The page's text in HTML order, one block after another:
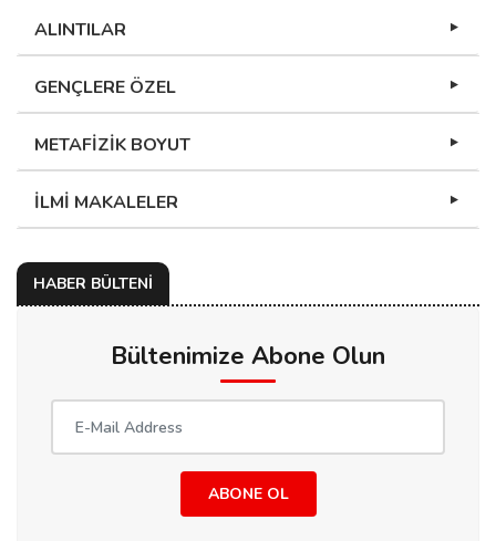
ALINTILAR
GENÇLERE ÖZEL
METAFİZİK BOYUT
İLMİ MAKALELER
HABER BÜLTENİ
Bültenimize Abone Olun
ABONE OL